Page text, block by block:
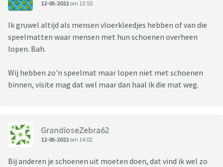
12-05-2022 om 13:55
Ik gruwel altijd als mensen vloerkleedjes hebben of van die
speelmatten waar mensen met hun schoenen overheen
lopen. Bah.
Wij hebben zo'n speelmat maar lopen niet met schoenen
binnen, visite mag dat wel maar dan haal ik die mat weg.
GrandioseZebra62
12-05-2022 om 14:02
Bij anderen je schoenen uit moeten doen, dat vind ik wel zo